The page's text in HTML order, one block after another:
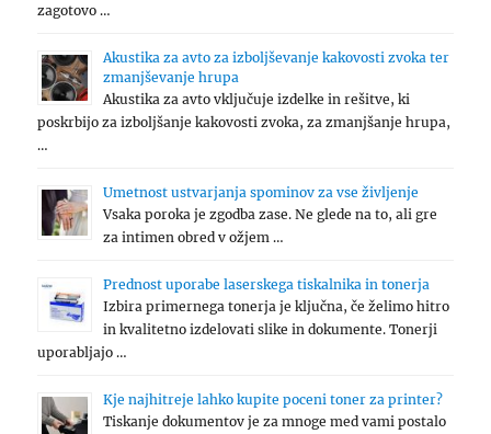
zagotovo …
Akustika za avto za izboljševanje kakovosti zvoka ter
zmanjševanje hrupa
Akustika za avto vključuje izdelke in rešitve, ki
poskrbijo za izboljšanje kakovosti zvoka, za zmanjšanje hrupa,
…
Umetnost ustvarjanja spominov za vse življenje
Vsaka poroka je zgodba zase. Ne glede na to, ali gre
za intimen obred v ožjem …
Prednost uporabe laserskega tiskalnika in tonerja
Izbira primernega tonerja je ključna, če želimo hitro
in kvalitetno izdelovati slike in dokumente. Tonerji
uporabljajo …
Kje najhitreje lahko kupite poceni toner za printer?
Tiskanje dokumentov je za mnoge med vami postalo